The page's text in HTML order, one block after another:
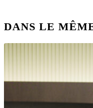
DANS LE